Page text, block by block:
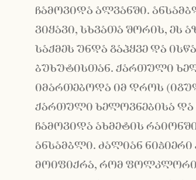
ჩამოვიდა ალვანში.
ვიყავი, სხვათა შორის, ეს
საქმეს უნდა გაჰყვე და
ბუხუტისთან. ქართული
იმართებოდა იმ დროს
ქართული ხელოვნებისა და
ჩამოვიდა ახმეტის
ანსამბლი. ძალიან
მოიფიქრა, რომ ფოლკლორი